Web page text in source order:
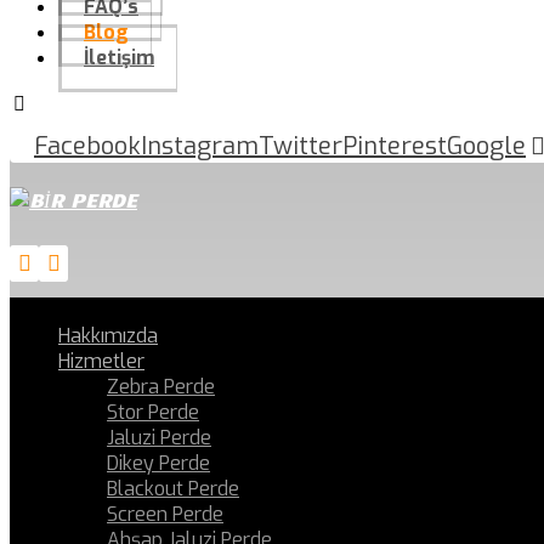
FAQ’s
Blog
İletişim
FacebookInstagramTwitterPinterestGoogle
Hakkımızda
Hizmetler
Zebra Perde
Stor Perde
Jaluzi Perde
Dikey Perde
Blackout Perde
Screen Perde